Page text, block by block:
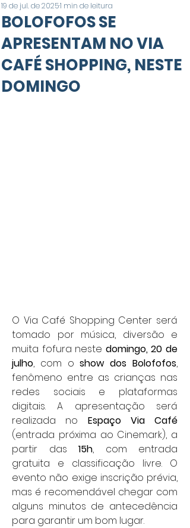
BOLOFOFOS SE
APRESENTAM NO VIA
CAFÉ SHOPPING, NESTE
DOMINGO
19 de jul. de 20251 min de leitura
O Via Café Shopping Center será
tomado por música, diversão e
muita fofura neste domingo, 20 de
julho, com o show dos Bolofofos,
fenômeno entre as crianças nas
redes sociais e plataformas
digitais. A apresentação será
realizada no Espaço Via Café
(entrada próxima ao Cinemark), a
partir das 15h, com entrada
gratuita e classificação livre. O
evento não exige inscrição prévia,
mas é recomendável chegar com
alguns minutos de antecedência
para garantir um bom lugar.